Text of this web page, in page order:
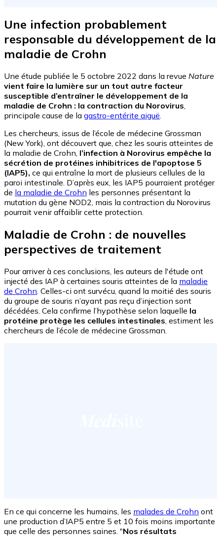
Une infection probablement
responsable du développement de la
maladie de Crohn
Une étude publiée le 5 octobre 2022 dans la revue Nature
vient faire la lumière sur un tout autre facteur
susceptible d’entraîner le développement de la
maladie de Crohn : la contraction du Norovirus,
principale cause de la gastro-entérite aiguë.
Les chercheurs, issus de l’école de médecine Grossman
(New York), ont découvert que, chez les souris atteintes de
la maladie de Crohn, l’infection à Norovirus empêche la
sécrétion de protéines inhibitrices de l'apoptose 5
(IAP5), ce qui entraîne la mort de plusieurs cellules de la
paroi intestinale. D’après eux, les IAP5 pourraient protéger
de la maladie de Crohn les personnes présentant la
mutation du gène NOD2, mais la contraction du Norovirus
pourrait venir affaiblir cette protection.
Maladie de Crohn : de nouvelles
perspectives de traitement
Pour arriver à ces conclusions, les auteurs de l'étude ont
injecté des IAP à certaines souris atteintes de la maladie
de Crohn. Celles-ci ont survécu, quand la moitié des souris
du groupe de souris n’ayant pas reçu d’injection sont
décédées. Cela confirme l’hypothèse selon laquelle la
protéine protège les cellules intestinales, estiment les
chercheurs de l’école de médecine Grossman.
En ce qui concerne les humains, les malades de Crohn ont
une production d’IAP5 entre 5 et 10 fois moins importante
que celle des personnes saines. "Nos résultats